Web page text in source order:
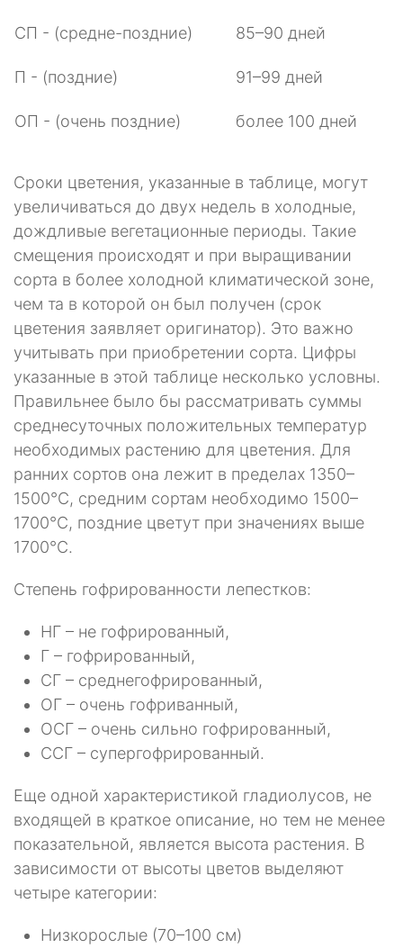
СП - (средне-поздние) 85–90 дней
П - (поздние) 91–99 дней
ОП - (очень поздние) более 100 дней
Сроки цветения, указанные в таблице, могут
увеличиваться до двух недель в холодные,
дождливые вегетационные периоды. Такие
смещения происходят и при выращивании
сорта в более холодной климатической зоне,
чем та в которой он был получен (срок
цветения заявляет оригинатор). Это важно
учитывать при приобретении сорта. Цифры
указанные в этой таблице несколько условны.
Правильнее было бы рассматривать суммы
среднесуточных положительных температур
необходимых растению для цветения. Для
ранних сортов она лежит в пределах 1350–
1500°С, средним сортам необходимо 1500–
1700°С, поздние цветут при значениях выше
1700°С.
Степень гофрированности лепестков:
НГ – не гофрированный,
Г – гофрированный,
СГ – среднегофрированный,
ОГ – очень гофриванный,
ОСГ – очень сильно гофрированный,
ССГ – супергофрированный.
Еще одной характеристикой гладиолусов, не
входящей в краткое описание, но тем не менее
показательной, является высота растения. В
зависимости от высоты цветов выделяют
четыре категории:
Низкорослые (70–100 см)